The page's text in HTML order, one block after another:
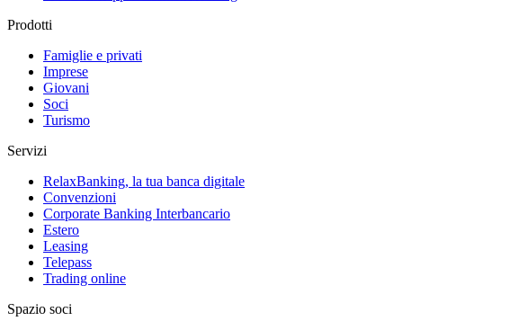
Prodotti
Famiglie e privati
Imprese
Giovani
Soci
Turismo
Servizi
RelaxBanking, la tua banca digitale
Convenzioni
Corporate Banking Interbancario
Estero
Leasing
Telepass
Trading online
Spazio soci